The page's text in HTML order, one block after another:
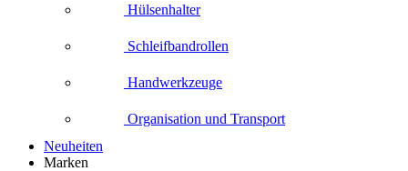
Hülsenhalter
Schleifbandrollen
Handwerkzeuge
Organisation und Transport
Neuheiten
Marken